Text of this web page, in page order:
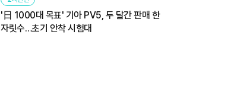
'日 1000대 목표' 기아 PV5, 두 달간 판매 한
자릿수…초기 안착 시험대